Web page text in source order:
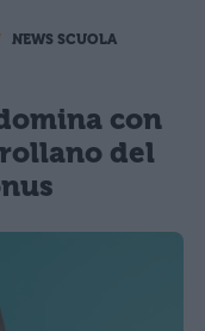
NEWS SCUOLA
con
del